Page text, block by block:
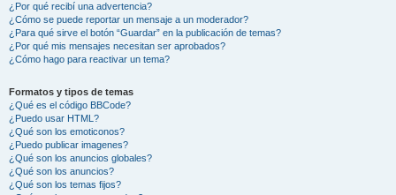
¿Por qué recibí una advertencia?
¿Cómo se puede reportar un mensaje a un moderador?
¿Para qué sirve el botón “Guardar” en la publicación de temas?
¿Por qué mis mensajes necesitan ser aprobados?
¿Cómo hago para reactivar un tema?
Formatos y tipos de temas
¿Qué es el código BBCode?
¿Puedo usar HTML?
¿Qué son los emoticonos?
¿Puedo publicar imagenes?
¿Qué son los anuncios globales?
¿Qué son los anuncios?
¿Qué son los temas fijos?